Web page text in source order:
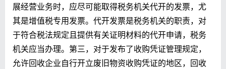
展经营业务时，应尽可能取得税务机关代开的发票，尤
其是增值税专用发票。代开发票是税务机关的职责，对
于符合税法规定且提供有关证明材料的代开申请，税务
机关应当办理。第三，对于发布了收购凭证管理规定，
允许回收企业自行开立废旧物资收购凭证的地区，回收